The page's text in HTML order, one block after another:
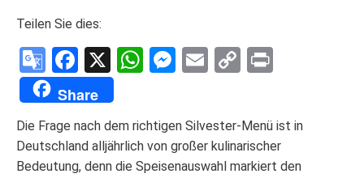
Teilen Sie dies:
Google
Translate
Facebook
X WhatsApp
Messenger
Email
Copy
Share
Die Frage nach dem richtigen Silvester-Menü ist in
Deutschland alljährlich von großer kulinarischer
Bedeutung, denn die Speisenauswahl markiert den